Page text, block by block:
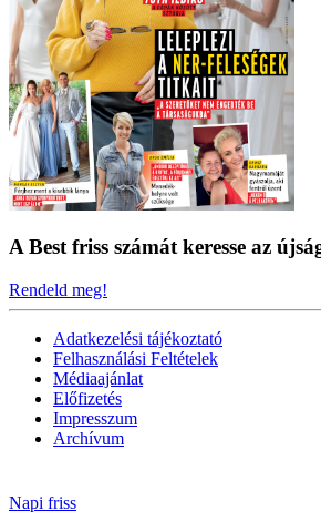
A Best friss számát keresse az
Rendeld meg!
Adatkezelési tájékoztató
Felhasználási Feltételek
Médiaajánlat
Előfizetés
Impresszum
Archívum
Napi friss